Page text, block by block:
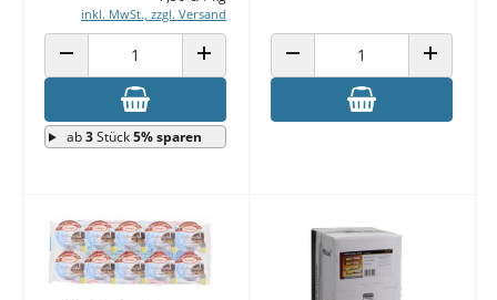
inkl. MwSt., zzgl. Versand
ANZAHL VERRINGERN ANZAHL ERHÖHEN
ab3Stück5% sparen
ANZAHL VERRINGERN ANZAHL